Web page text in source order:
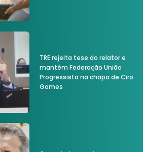
TRE rejeita tese do relator e
mantém Federação União
Progressista na chapa de Ciro
Gomes